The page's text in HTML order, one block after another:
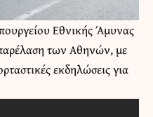
Εθνικής Άμυνας
των Αθηνών, με
εκδηλώσεις για